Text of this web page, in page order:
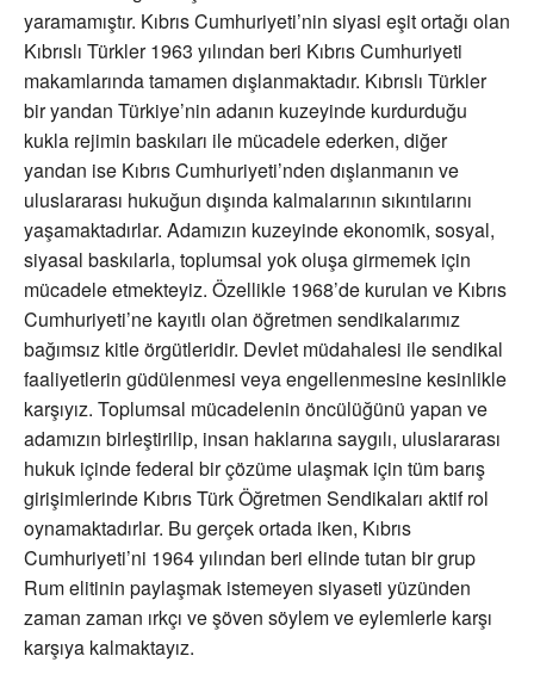
yaramamıştır. Kıbrıs Cumhuriyeti’nin siyasi eşit ortağı olan
Kıbrıslı Türkler 1963 yılından beri Kıbrıs Cumhuriyeti
makamlarında tamamen dışlanmaktadır. Kıbrıslı Türkler
bir yandan Türkiye’nin adanın kuzeyinde kurdurduğu
kukla rejimin baskıları ile mücadele ederken, diğer
yandan ise Kıbrıs Cumhuriyeti’nden dışlanmanın ve
uluslararası hukuğun dışında kalmalarının sıkıntılarını
yaşamaktadırlar. Adamızın kuzeyinde ekonomik, sosyal,
siyasal baskılarla, toplumsal yok oluşa girmemek için
mücadele etmekteyiz. Özellikle 1968’de kurulan ve Kıbrıs
Cumhuriyeti’ne kayıtlı olan öğretmen sendikalarımız
bağımsız kitle örgütleridir. Devlet müdahalesi ile sendikal
faaliyetlerin güdülenmesi veya engellenmesine kesinlikle
karşıyız. Toplumsal mücadelenin öncülüğünü yapan ve
adamızın birleştirilip, insan haklarına saygılı, uluslararası
hukuk içinde federal bir çözüme ulaşmak için tüm barış
girişimlerinde Kıbrıs Türk Öğretmen Sendikaları aktif rol
oynamaktadırlar. Bu gerçek ortada iken, Kıbrıs
Cumhuriyeti’ni 1964 yılından beri elinde tutan bir grup
Rum elitinin paylaşmak istemeyen siyaseti yüzünden
zaman zaman ırkçı ve şöven söylem ve eylemlerle karşı
karşıya kalmaktayız.